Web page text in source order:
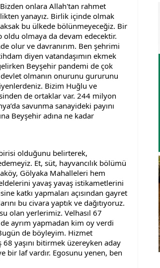
Bizden onlara Allah'tan rahmet
yanayız. Birlik içinde olmak
bu ülkede bölünmeyeceğiz. Bir
olmaya da devam edecektir.
olur ve davranırım. Ben şehrimi
diyen vatandaşımın ekmek
Beyşehir pandemi de çok
olmanın onurunu gururunu
Bizim Huğlu ve
de ortaklar var. 244 milyon
savunma sanayideki payını
Beyşehir adına ne kadar
birisi olduğunu belirterek,
Et, süt, hayvancılık bölümü
Gölyaka Mahalleleri hem
yavaş yavaş istikametlerini
katkı yapmaları açısından gayret
bu civara yaptık ve dağıtıyoruz.
olan yerlerimiz. Velhasıl 67
ayrım yapmadan kim oy verdi
de böyleyim. Hizmet
yaşını bitirmek üzereyken aday
bir laf vardır. Egosunu yenen, ben